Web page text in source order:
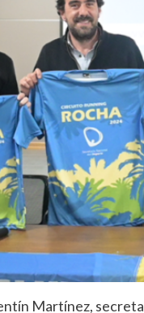
Martínez,